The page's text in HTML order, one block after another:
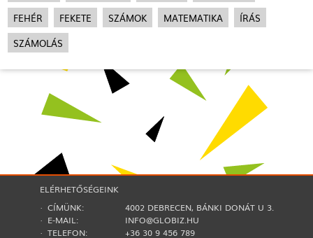
FEHÉR
FEKETE SZÁMOK MATEMATIKA
ÍRÁS
SZÁMOLÁS
ELÉRHETŐSÉGEINK
· CÍMÜNK:
4002 DEBRECEN, BÁNKI DONÁT U 3.
· E-MAIL:
INFO@GLOBIZ.HU
· TELEFON:
+36 30 9 456 789